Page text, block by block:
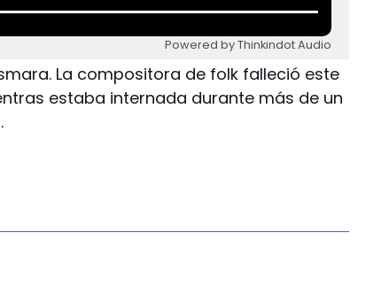
Powered by Thinkindot Audio
La compositora de folk falleció este
estaba internada durante más de un